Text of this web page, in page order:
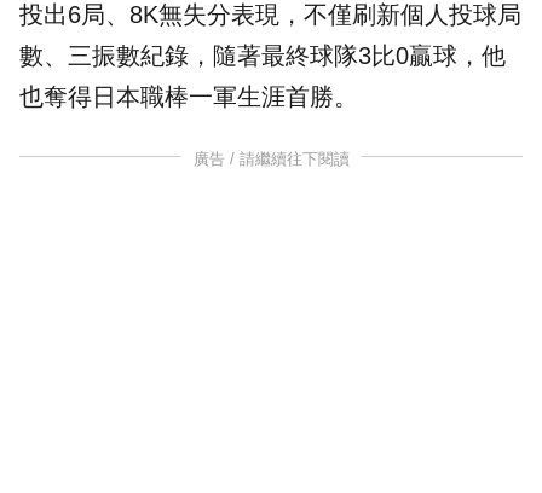
投出6局、8K無失分表現，不僅刷新個人投球局
數、三振數紀錄，隨著最終球隊3比0贏球，他
也奪得日本職棒一軍生涯首勝。
廣告 / 請繼續往下閱讀